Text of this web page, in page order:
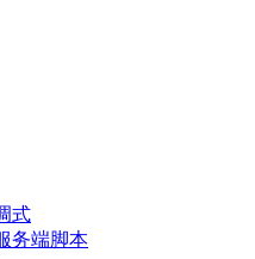
式
务端脚本